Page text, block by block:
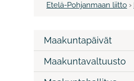
Etelä-Pohjanmaan liitto ›
Maakuntapäivät
Maakuntavaltuusto